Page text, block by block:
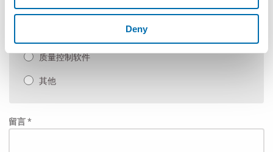
Deny
泄漏检测和装配
自动化（装配线及生产线）
质量控制软件
其他
留言 *